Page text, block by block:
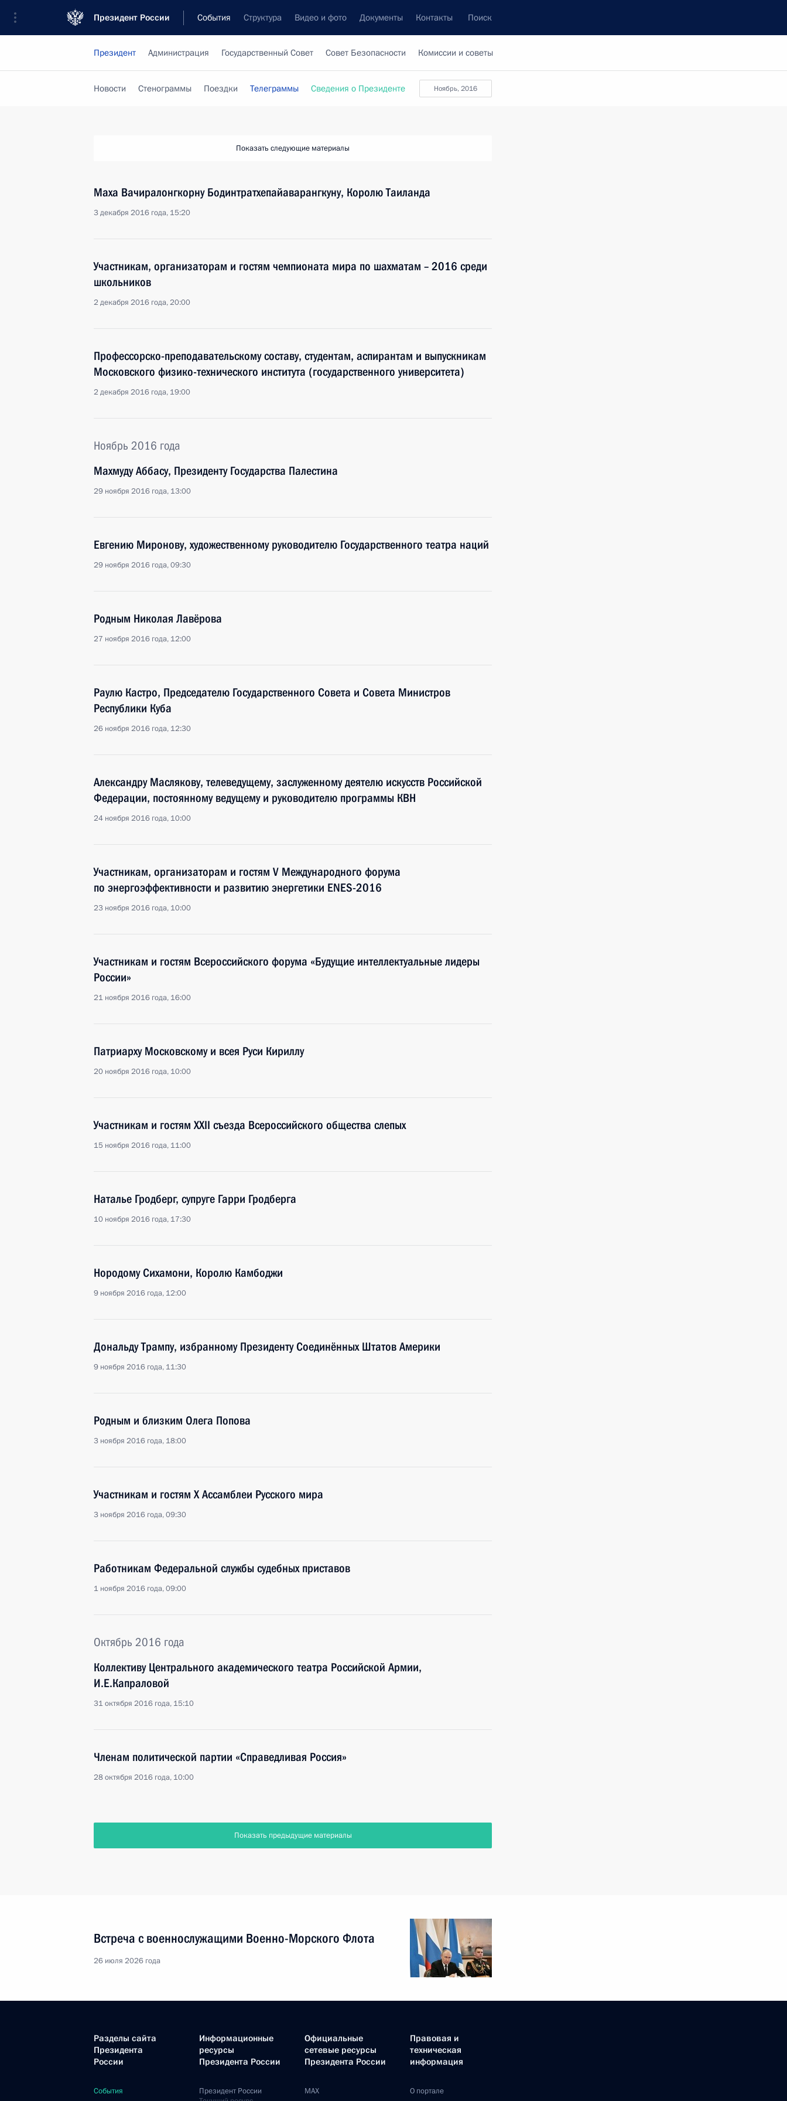
Президент России События Структура Видео и фото Документы Контакты Поиск
Президент Администрация Государственный Совет Совет Безопасности Комиссии и советы
ноябрь, 2016
Новости Стенограммы Поездки Телеграммы Сведения о Президенте
Показать следующие материалы
Маха Вачиралонгкорну Бодинтратхепайаварангкуну, Королю Таиланда
3 декабря 2016 года, 15:20
Участникам, организаторам и гостям чемпионата мира по шахматам – 2016 среди
школьников
2 декабря 2016 года, 20:00
Профессорско-преподавательскому составу, студентам, аспирантам и выпускникам
Московского физико-технического института (государственного университета)
2 декабря 2016 года, 19:00
Ноябрь 2016 года
Махмуду Аббасу, Президенту Государства Палестина
29 ноября 2016 года, 13:00
Евгению Миронову, художественному руководителю Государственного театра наций
29 ноября 2016 года, 09:30
Родным Николая Лавёрова
27 ноября 2016 года, 12:00
Раулю Кастро, Председателю Государственного Совета и Совета Министров
Республики Куба
26 ноября 2016 года, 12:30
Александру Маслякову, телеведущему, заслуженному деятелю искусств Российской
Федерации, постоянному ведущему и руководителю программы КВН
24 ноября 2016 года, 10:00
Участникам, организаторам и гостям V Международного форума
по энергоэффективности и развитию энергетики ENES-2016
23 ноября 2016 года, 10:00
Участникам и гостям Всероссийского форума «Будущие интеллектуальные лидеры
России»
21 ноября 2016 года, 16:00
Патриарху Московскому и всея Руси Кириллу
20 ноября 2016 года, 10:00
Участникам и гостям XXII съезда Всероссийского общества слепых
15 ноября 2016 года, 11:00
Наталье Гродберг, супруге Гарри Гродберга
10 ноября 2016 года, 17:30
Нородому Сихамони, Королю Камбоджи
9 ноября 2016 года, 12:00
Дональду Трампу, избранному Президенту Соединённых Штатов Америки
9 ноября 2016 года, 11:30
Родным и близким Олега Попова
3 ноября 2016 года, 18:00
Участникам и гостям X Ассамблеи Русского мира
3 ноября 2016 года, 09:30
Работникам Федеральной службы судебных приставов
1 ноября 2016 года, 09:00
Октябрь 2016 года
Коллективу Центрального академического театра Российской Армии,
И.Е.Капраловой
31 октября 2016 года, 15:10
Членам политической партии «Справедливая Россия»
28 октября 2016 года, 10:00
Показать предыдущие материалы
Встреча с военнослужащими Военно-Морского Флота
26 июля 2026 года
Разделы сайта
Президента
России
События
Информационные
ресурсы
Президента России
Президент России
Официальные
сетевые ресурсы
Президента России
MAX
Правовая и
техническая
информация
О портале